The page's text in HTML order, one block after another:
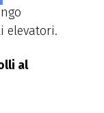
elevatori.
al